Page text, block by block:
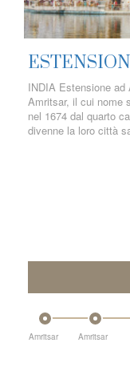
INDIA Estensione
Amritsar, il cui nome
nel 1674 dal quarto
divenne la loro città
Amritsar Amritsar